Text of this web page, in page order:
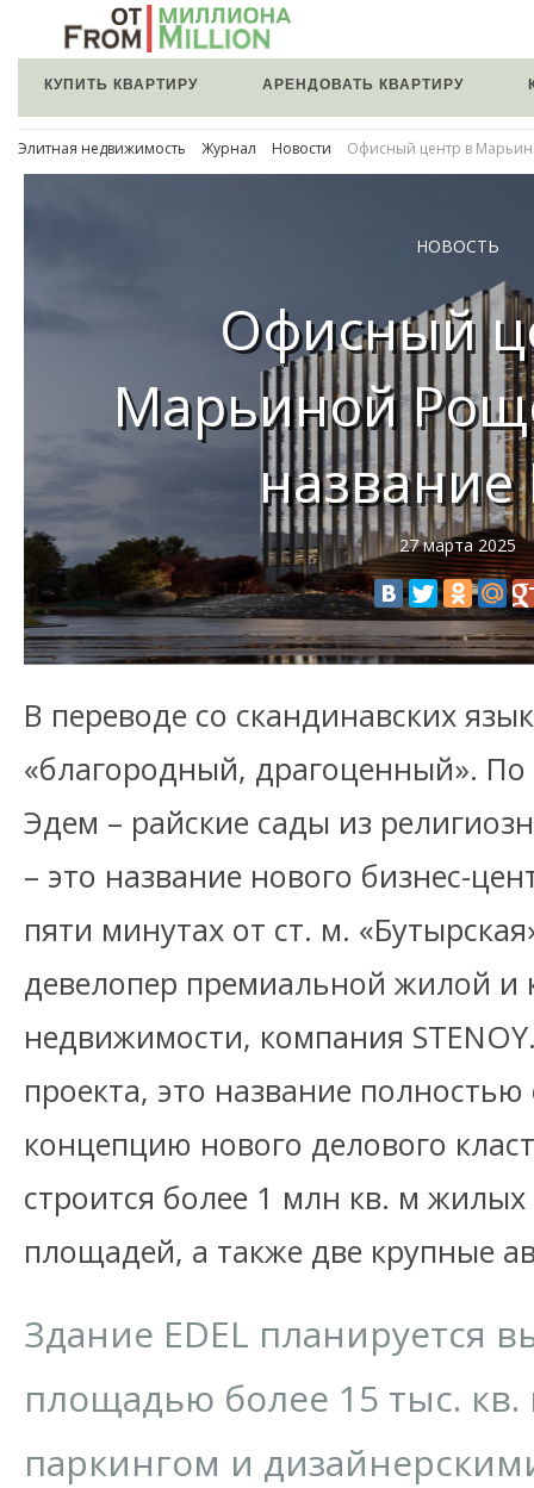
КУПИТЬ КВАРТИРУ АРЕНДОВАТЬ КВАРТИРУ
Элитная недвижимость Журнал Новости Офисный центр в
НОВОСТЬ
Офисный
Марьиной
название
27 марта 2025
В переводе со скандинавских
«благородный, драгоценный».
Эдем – райские сады из
– это название нового бизнес-
пяти минутах от ст. м.
девелопер премиальной жилой и
недвижимости, компания
проекта, это название
концепцию нового делового
строится более 1 млн кв. м
площадей, а также две крупные
Здание EDEL планируется
площадью более 15 тыс.
паркингом и